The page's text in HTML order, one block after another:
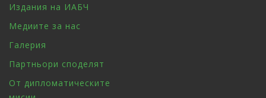
Издания на ИАБЧ
Медиите за нас
Галерия
Партньори споделят
От дипломатическите